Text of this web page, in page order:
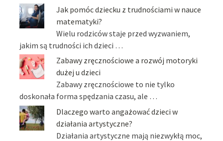
Jak pomóc dziecku z trudnościami w nauce
matematyki?
Wielu rodziców staje przed wyzwaniem,
jakim są trudności ich dzieci …
Zabawy zręcznościowe a rozwój motoryki
dużej u dzieci
Zabawy zręcznościowe to nie tylko
doskonała forma spędzania czasu, ale …
Dlaczego warto angażować dzieci w
działania artystyczne?
Działania artystyczne mają niezwykłą moc,